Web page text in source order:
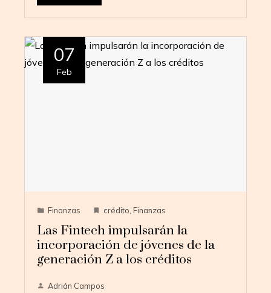
07
Feb
Finanzas crédito Finanzas
Las Fintech impulsarán la
incorporación de jóvenes de la
generación Z a los créditos
Adrián Campos